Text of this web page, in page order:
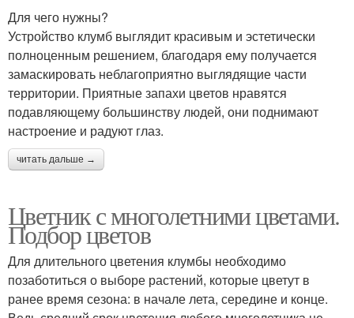
Для чего нужны?
Устройство клумб выглядит красивым и эстетически
полноценным решением, благодаря ему получается
замаскировать неблагоприятно выглядящие части
территории. Приятные запахи цветов нравятся
подавляющему большинству людей, они поднимают
настроение и радуют глаз.
читать дальше →
Цветник с многолетними цветами.
Подбор цветов
Для длительного цветения клумбы необходимо
позаботиться о выборе растений, которые цветут в
ранее время сезона: в начале лета, середине и конце.